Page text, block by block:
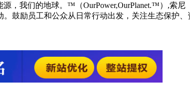
，我们的地球。™（OurPower,OurPlanet.™）,索
鼓励员工和公众从日常行动出发，关注生态保护